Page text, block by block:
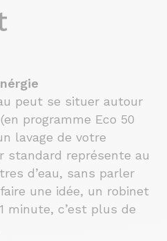
peut se situer autour
programme Eco 50
lavage de votre
standard représente au
d’eau, sans parler
une idée, un robinet
minute, c’est plus de